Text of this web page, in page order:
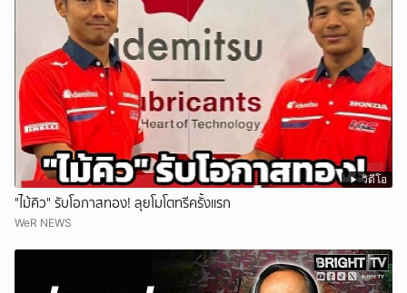
วิดีโอ
"ไม้คิว" รับโอกาสทอง! ลุยโมโตทรีครั้งแรก
WeR NEWS